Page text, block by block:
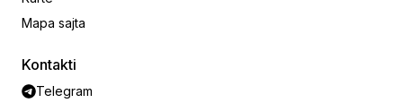
Mapa sajta
Kontakti
Telegram